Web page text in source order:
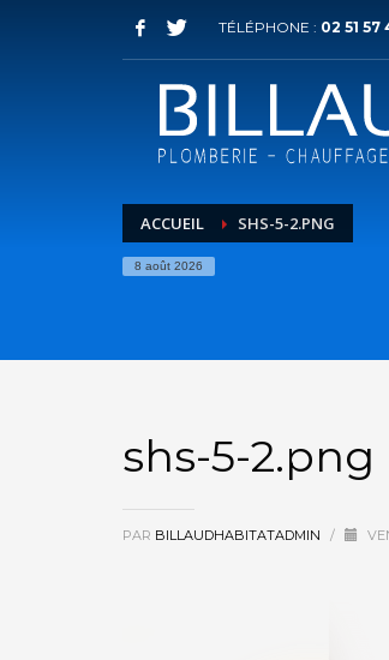
TÉLÉPHONE : 02 51 57
ACCUEIL SHS-5-2.PNG
8 août 2026
shs-5-2.png
PAR BILLAUDHABITATADMIN /